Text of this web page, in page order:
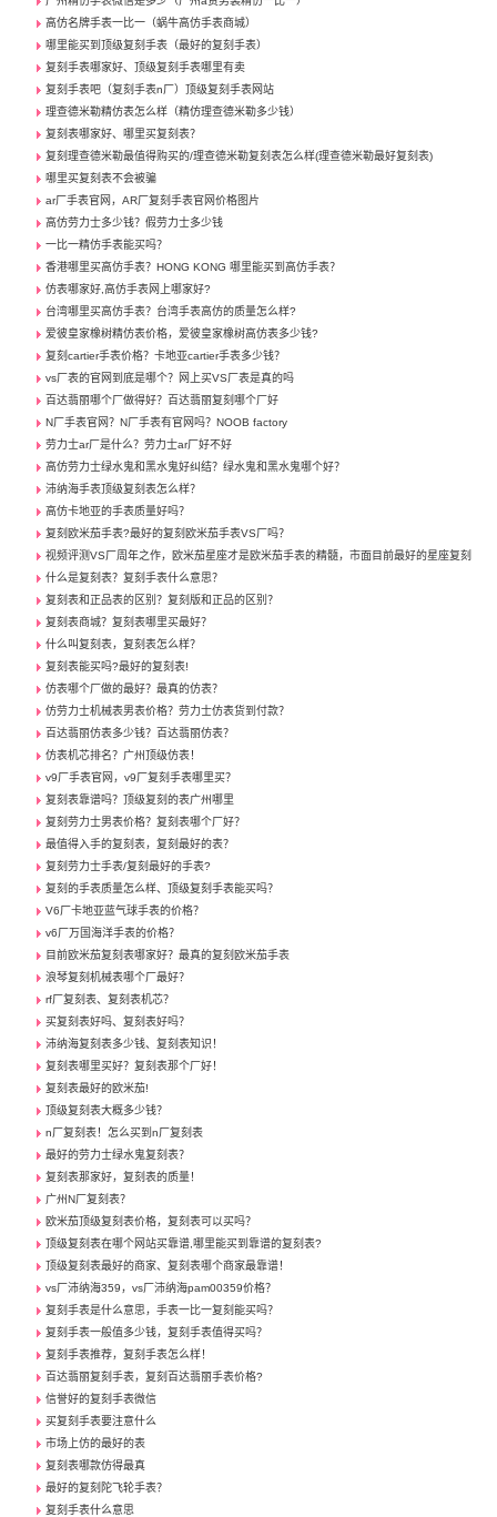
高仿名牌手表一比一（蜗牛高仿手表商城）
哪里能买到顶级复刻手表（最好的复刻手表）
复刻手表哪家好、顶级复刻手表哪里有卖
复刻手表吧（复刻手表n厂）顶级复刻手表网站
理查德米勒精仿表怎么样（精仿理查德米勒多少钱）
复刻表哪家好、哪里买复刻表？
复刻理查德米勒最值得购买的/理查德米勒复刻表怎么样(理查德米勒最好复刻表)
哪里买复刻表不会被骗
ar厂手表官网，AR厂复刻手表官网价格图片
高仿劳力士多少钱？假劳力士多少钱
一比一精仿手表能买吗？
香港哪里买高仿手表？HONG KONG 哪里能买到高仿手表？
仿表哪家好,高仿手表网上哪家好?
台湾哪里买高仿手表？台湾手表高仿的质量怎么样?
爱彼皇家橡树精仿表价格，爱彼皇家橡树高仿表多少钱?
复刻cartier手表价格？卡地亚cartier手表多少钱？
vs厂表的官网到底是哪个？网上买VS厂表是真的吗
百达翡丽哪个厂做得好？百达翡丽复刻哪个厂好
N厂手表官网？N厂手表有官网吗？NOOB factory
劳力士ar厂是什么？劳力士ar厂好不好
高仿劳力士绿水鬼和黑水鬼好纠结？绿水鬼和黑水鬼哪个好？
沛纳海手表顶级复刻表怎么样？
高仿卡地亚的手表质量好吗？
复刻欧米茄手表?最好的复刻欧米茄手表VS厂吗？
视频评测VS厂周年之作，欧米茄星座才是欧米茄手表的精髓，市面目前最好的星座复刻
什么是复刻表？复刻手表什么意思？
复刻表和正品表的区别？复刻版和正品的区别？
复刻表商城？复刻表哪里买最好？
什么叫复刻表，复刻表怎么样？
复刻表能买吗?最好的复刻表!
仿表哪个厂做的最好？最真的仿表？
仿劳力士机械表男表价格？劳力士仿表货到付款？
百达翡丽仿表多少钱？百达翡丽仿表？
仿表机芯排名？广州顶级仿表！
v9厂手表官网，v9厂复刻手表哪里买？
复刻表靠谱吗？顶级复刻的表广州哪里
复刻劳力士男表价格？复刻表哪个厂好？
最值得入手的复刻表，复刻最好的表？
复刻劳力士手表/复刻最好的手表?
复刻的手表质量怎么样、顶级复刻手表能买吗？
V6厂卡地亚蓝气球手表的价格？
v6厂万国海洋手表的价格？
目前欧米茄复刻表哪家好？最真的复刻欧米茄手表
浪琴复刻机械表哪个厂最好？
rf厂复刻表、复刻表机芯？
买复刻表好吗、复刻表好吗？
沛纳海复刻表多少钱、复刻表知识！
复刻表哪里买好？复刻表那个厂好！
复刻表最好的欧米茄!
顶级复刻表大概多少钱？
n厂复刻表！怎么买到n厂复刻表
最好的劳力士绿水鬼复刻表？
复刻表那家好，复刻表的质量！
广州N厂复刻表？
欧米茄顶级复刻表价格，复刻表可以买吗？
顶级复刻表在哪个网站买靠谱,哪里能买到靠谱的复刻表?
顶级复刻表最好的商家、复刻表哪个商家最靠谱！
vs厂沛纳海359，vs厂沛纳海pam00359价格？
复刻手表是什么意思，手表一比一复刻能买吗？
复刻手表一般值多少钱，复刻手表值得买吗？
复刻手表推荐，复刻手表怎么样！
百达翡丽复刻手表，复刻百达翡丽手表价格?
信誉好的复刻手表微信
买复刻手表要注意什么
市场上仿的最好的表
复刻表哪款仿得最真
最好的复刻陀飞轮手表？
复刻手表什么意思